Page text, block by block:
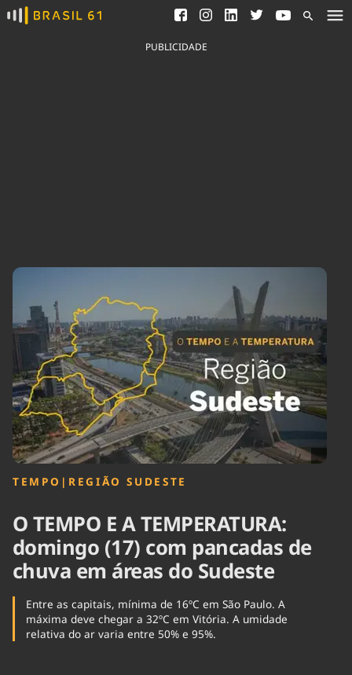
Ver todas as notícias
Saneamento
Indicadores
Brasil
Brasil Mineral
Ciência &
Tecnologia
Cinema
Cultura
Economia
Educação
Infraestrutura
Internacional
Meio Ambiente
Podcast
Política
Saúde
Tempo
PUBLICIDADE
TEMPO | REGIÃO SUDESTE
O TEMPO E A TEMPERATURA:
domingo (17) com pancadas de
chuva em áreas do Sudeste
Entre as capitais, mínima de 16ºC em São Paulo. A
máxima deve chegar a 32ºC em Vitória. A umidade
relativa do ar varia entre 50% e 95%.